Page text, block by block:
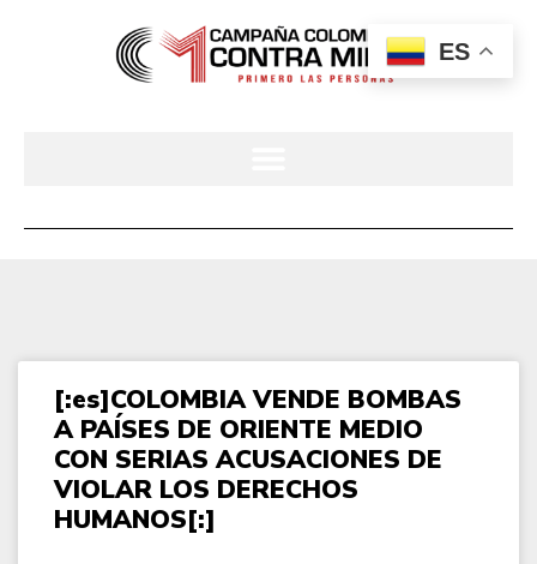
[:es]COLOMBIA VENDE BOMBAS
A PAÍSES DE ORIENTE MEDIO
CON SERIAS ACUSACIONES DE
VIOLAR LOS DERECHOS
HUMANOS[:]
ES